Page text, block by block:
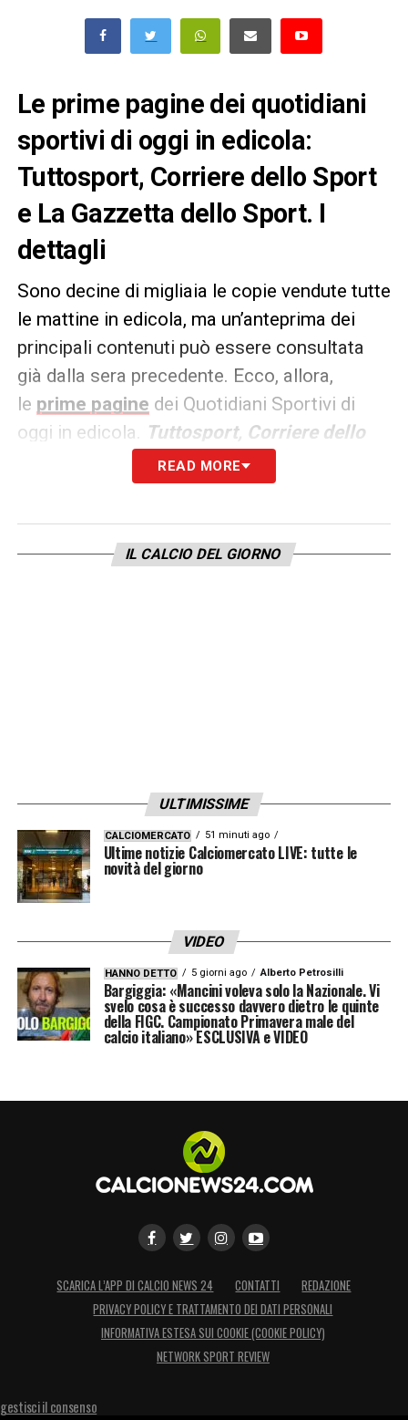
Le prime pagine dei quotidiani
sportivi di oggi in edicola:
Tuttosport, Corriere dello Sport
e La Gazzetta dello Sport. I
dettagli
Sono decine di migliaia le copie vendute tutte
le mattine in edicola, ma un’anteprima dei
principali contenuti può essere consultata
già dalla sera precedente. Ecco, allora,
le prime pagine dei Quotidiani Sportivi di
oggi in edicola.
Tuttosport, Corriere dello
Sport e La Gazzetta dello
rappresentano i principali quotidiani
READ MORE
IL CALCIO DEL GIORNO
ULTIMISSIME
CALCIOMERCATO 51 minuti ago
Ultime notizie Calciomercato LIVE: tutte le
novità del giorno
VIDEO
HANNO DETTO 5 giorni ago Alberto Petrosilli
Bargiggia: «Mancini voleva solo la Nazionale. Vi
svelo cosa è successo davvero dietro le quinte
della FIGC. Campionato Primavera male del
calcio italiano» ESCLUSIVA e VIDEO
SCARICA L’APP DI CALCIO NEWS 24 CONTATTI
REDAZIONE
PRIVACY POLICY E TRATTAMENTO DEI DATI PERSONALI
INFORMATIVA ESTESA SUI COOKIE (COOKIE POLICY)
NETWORK SPORT REVIEW
gestisci il consenso